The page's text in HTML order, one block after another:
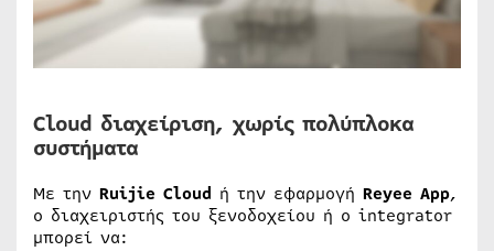
Cloud διαχείριση, χωρίς πολύπλοκα
συστήματα
Με την Ruijie Cloud ή την εφαρμογή Reyee App,
ο διαχειριστής του ξενοδοχείου ή ο integrator
μπορεί να: